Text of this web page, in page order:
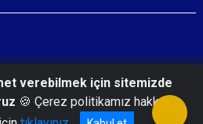
İl Jandarma Komutanlığı
verebilmek için sitemizde
🍪 Çerez politikamız hakkında